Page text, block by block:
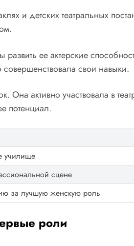
и детских театральных
ее актерские
свои навыки.
активно участвовала в
потенциал.
училище
сцене
за лучшую женскую роль
роли